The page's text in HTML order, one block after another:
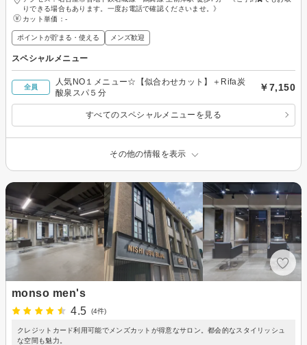
りできる場合もあります。一度お電話で確認くださいませ。》
カット単価： -
ポイントが貯まる・使える メンズ歓迎
スペシャルメニュー
全員
人気NO１メニュー☆【似合わせカット】＋Rifa炭
酸泉スパ５分
￥7,150
すべてのスペシャルメニューを見る
その他の情報を表示
monso men's
4.5
(4件)
クレジットカード利用可能でメンズカットが得意なサロン。都会的なスタイリッシュ
な空間も魅力。